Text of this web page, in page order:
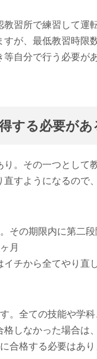
習所で練習して運
が、最低教習時限
自分で行う必要が
する必要があ
。その一つとして
すようになるので
その期限内に第二
月
チから全てやり直
。全ての技能や学
しなかった場合は
合格する必要はあり